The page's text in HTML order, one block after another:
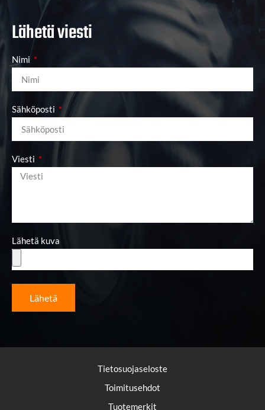
Lähetä viesti
Nimi
Sähköposti
Viesti
Lähetä kuva
Lähetä
Tietosuojaseloste
Toimitusehdot
Tuotemerkit